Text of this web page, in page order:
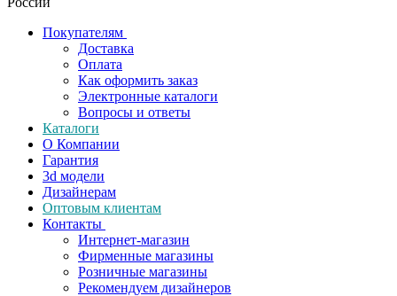
Покупателям
Доставка
Оплата
Как оформить заказ
Электронные каталоги
Вопросы и ответы
Каталоги
О Компании
Гарантия
3d модели
Дизайнерам
Оптовым клиентам
Контакты
Интернет-магазин
Фирменные магазины
Розничные магазины
Рекомендуем дизайнеров